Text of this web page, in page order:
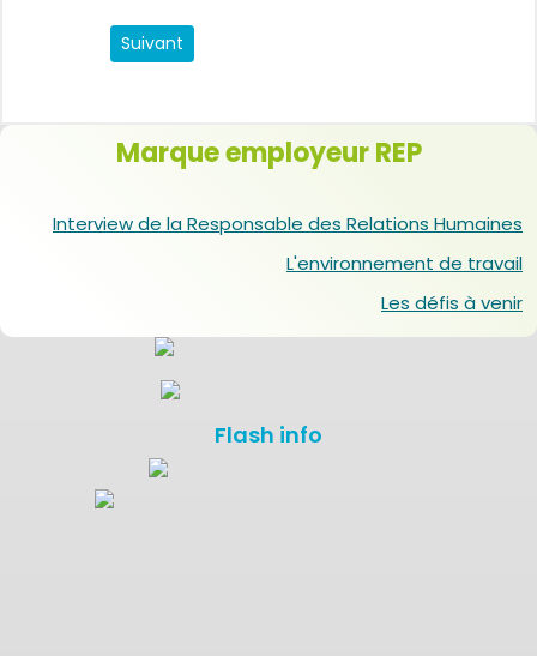
Article suivant : Les défis à venir
Suivant
Marque employeur REP
Interview de la Responsable des Relations Humaines
L'environnement de travail
Les défis à venir
Flash info